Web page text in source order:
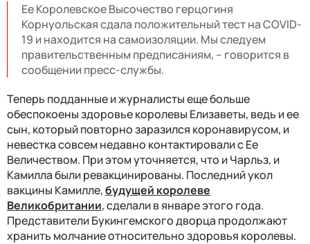
Ее Королевское Высочество герцогиня
Корнуольская сдала положительный тест на COVID-
19 и находится на самоизоляции. Мы следуем
правительственным предписаниям, – говорится в
сообщении пресс-службы.
Теперь подданные и журналисты еще больше
обеспокоены здоровье королевы Елизаветы, ведь и ее
сын, который повторно заразился коронавирусом, и
невестка совсем недавно контактировали с Ее
Величеством. При этом уточняется, что и Чарльз, и
Камилла были ревакцинированы. Последний укол
вакцины Камилле,будущей королеве
Великобритании, сделали в январе этого года.
Представители Букингемского дворца продолжают
хранить молчание относительно здоровья королевы.